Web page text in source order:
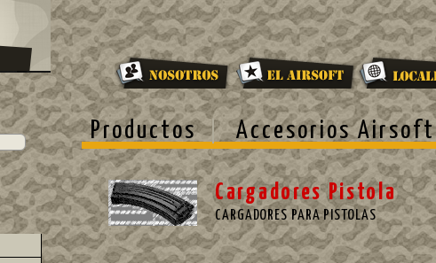
Productos Accesorios Airsoft
Cargadores Pistola
CARGADORES PARA PISTOLAS